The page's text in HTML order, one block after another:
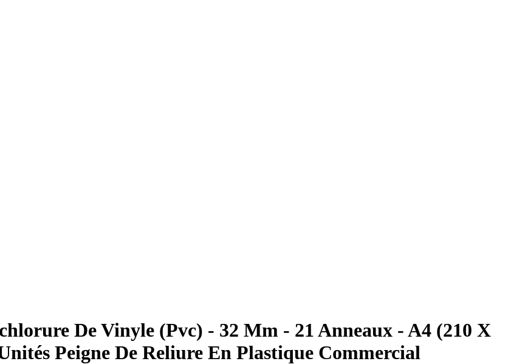
De Vinyle (Pvc) - 32 Mm - 21 Anneaux - A4 (210 X
Peigne De Reliure En Plastique Commercial